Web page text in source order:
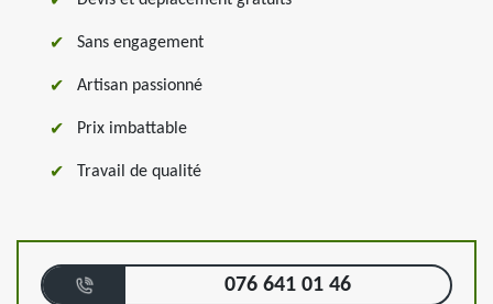
Sans engagement
Artisan passionné
Prix imbattable
Travail de qualité
076 641 01 46